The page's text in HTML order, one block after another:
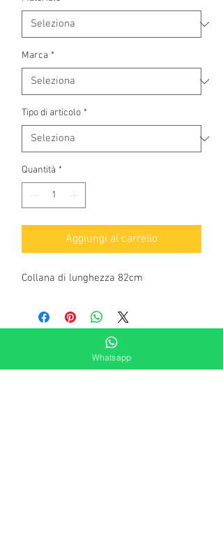
Marca *
Tipo di articolo *
Quantità *
Aggiungi al carrello
Collana di lunghezza 82cm
Whatsapp